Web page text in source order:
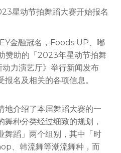
金融冠名，Foods UP、嘟
赞助的「2023年星动节拍舞
力演艺厅》举行新闻发布
名及相关的各项信息。
地介绍了本届舞蹈大赛的一
种分类经过细致的规划，
舞蹈」两个组别，其中「时
、韩流舞等潮流舞种，而